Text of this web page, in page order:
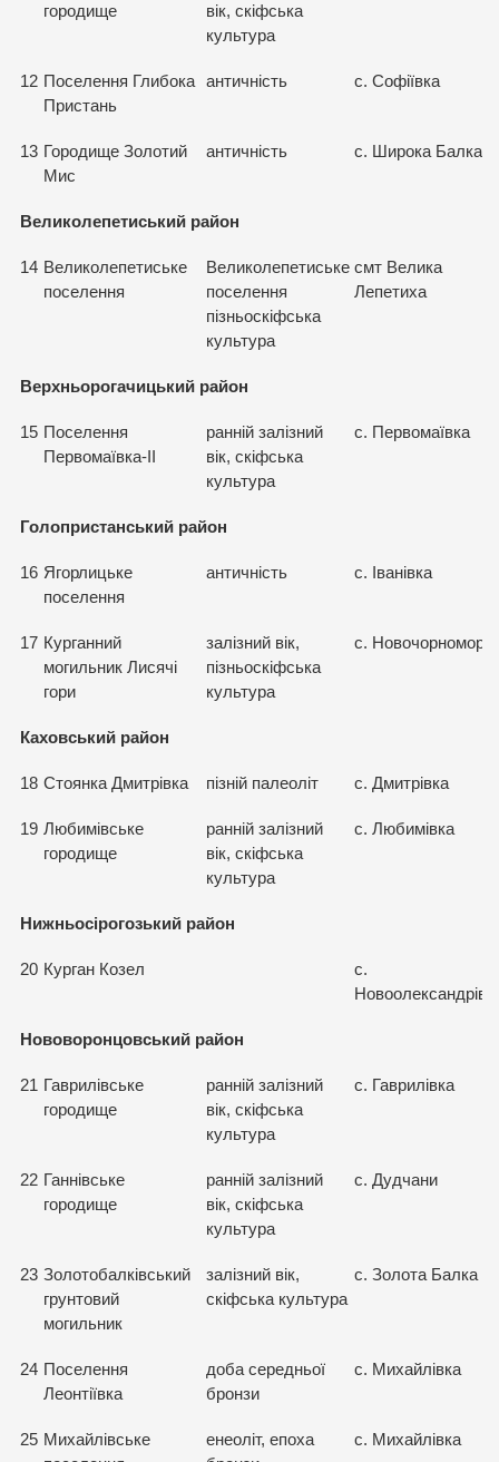
городище
вік, скіфська
культура
12 Поселення Глибока
Пристань
античність с. Софіївка
13 Городище Золотий
Мис
античність с. Широка Балка
Великолепетиський район
14 Великолепетиське
поселення
Великолепетиське
поселення
пізньоскіфська
культура
смт Велика
Лепетиха
Верхньорогачицький район
15 Поселення
Первомаївка-II
ранній залізний
вік, скіфська
культура
с. Первомаївка
Голопристанський район
16 Ягорлицьке
поселення
античність с. Іванівка
17 Курганний
могильник Лисячі
гори
залізний вік,
пізньоскіфська
культура
с. Новочорномор’я
Каховський район
18 Стоянка Дмитрівка пізній палеоліт с. Дмитрівка
19 Любимівське
городище
ранній залізний
вік, скіфська
культура
с. Любимівка
Нижньосірогозький район
20 Курган Козел
с.
Нововоронцовський район
21 Гаврилівське
городище
ранній залізний
вік, скіфська
культура
с. Гаврилівка
22 Ганнівське
городище
ранній залізний
вік, скіфська
культура
с. Дудчани
23 Золотобалківський
грунтовий
могильник
залізний вік,
скіфська культура
с. Золота Балка
24 Поселення
Леонтіївка
доба середньої
бронзи
с. Михайлівка
25 Михайлівське
енеоліт, епоха
с. Михайлівка